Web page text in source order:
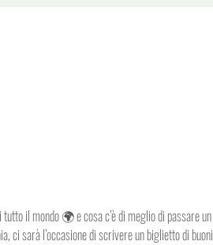
il mondo 🌍 e cosa c’è di meglio di passare un
ci sarà l’occasione di scrivere un biglietto di buoni